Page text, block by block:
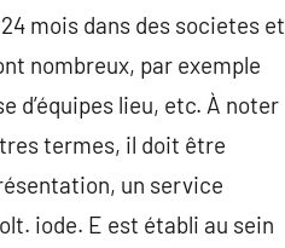
mois dans des societes et
nombreux, par exemple
d’équipes lieu, etc. À noter
termes, il doit être
un service
iode. E est établi au sein